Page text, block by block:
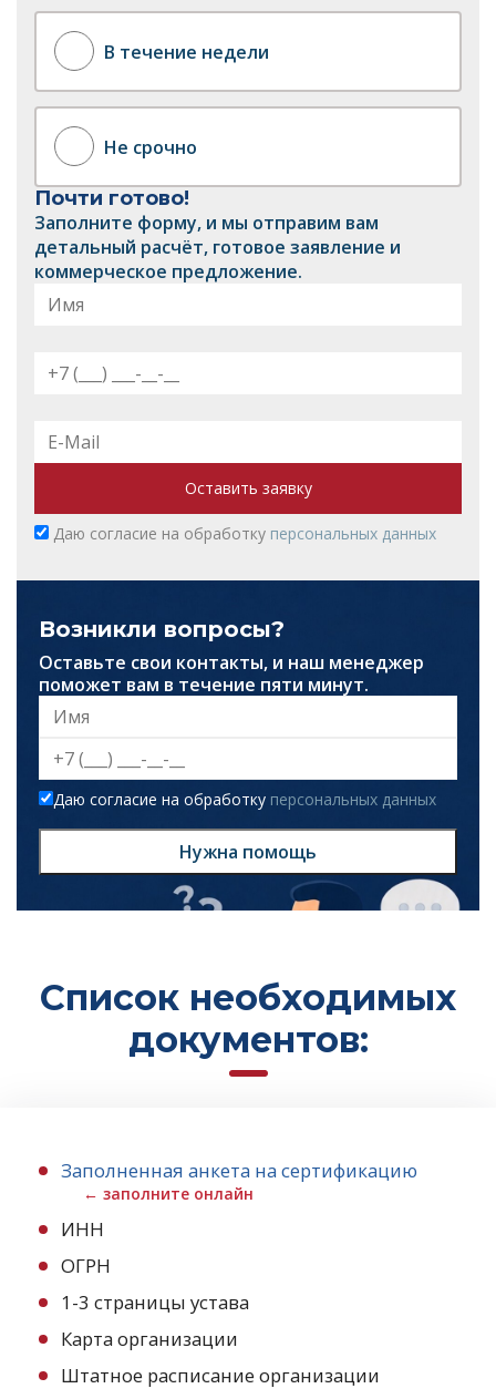
В течение недели
Не срочно
Почти готово!
Заполните форму, и мы отправим вам
детальный расчёт, готовое заявление и
коммерческое предложение.
Оставить заявку
Даю согласие на обработку персональных данных
Возникли вопросы?
Оставьте свои контакты, и наш менеджер
поможет вам в течение пяти минут.
Даю согласие на обработку персональных данных
Нужна помощь
Список необходимых
документов:
Заполненная анкета на сертификацию
← заполните онлайн
ИНН
ОГРН
1-3 страницы устава
Карта организации
Штатное расписание организации